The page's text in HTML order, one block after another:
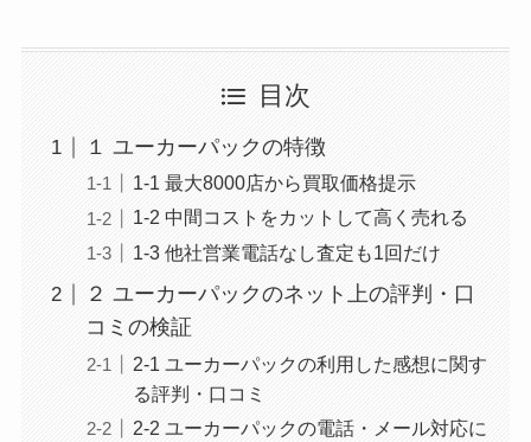
目次
１ ユーカーパックの特徴
1-1 最大8000店から買取価格提示
1-2 中間コストをカットして高く売れる
1-3 他社営業電話なし査定も1回だけ
２ ユーカーパックのネット上の評判・口
コミの検証
2-1 ユーカーパックの利用した感想に関す
る評判・口コミ
2-2 ユーカーパックの電話・メール対応に